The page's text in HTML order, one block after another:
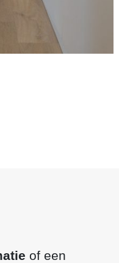
of een